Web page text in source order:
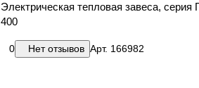
Электрическая тепловая завеса,
400
0 Нет отзывов Арт. 166982